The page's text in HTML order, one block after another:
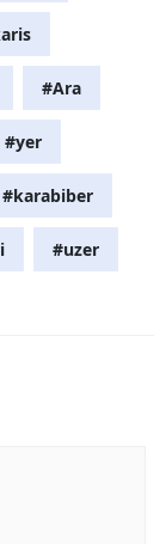
#Ara
#yer
#karabiber
#uzer